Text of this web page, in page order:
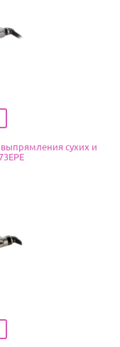
сухих и